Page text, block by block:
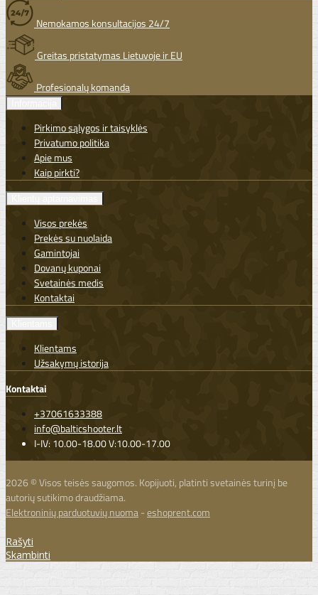
Nemokamos konsultacijos 24/7
Greitas pristatymas Lietuvoje ir EU
Profesionalų komanda
Pirkimo sąlygos ir taisyklės
Privatumo politika
Apie mus
Kaip pirkti?
Visos prekės
Prekės su nuolaida
Gamintojai
Dovanų kuponai
Svetainės medis
Kontaktai
Klientams
Užsakymų istorija
Kontaktai
+37061633388
info@balticshooter.lt
I-IV: 10.00-18.00 V:10.00-17.00
2026 © Visos teisės saugomos. Kopijuoti, platinti svetainės turinį be
autorių sutikimo draudžiama.
Elektroninių parduotuvių nuoma-eshoprent.com
Rašyti
Skambinti